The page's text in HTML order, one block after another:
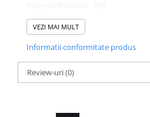
Garantie / Certificate 2 ani / CE, RoHs
VEZI MAI MULT
Informatii conformitate produs
Review-uri(0)